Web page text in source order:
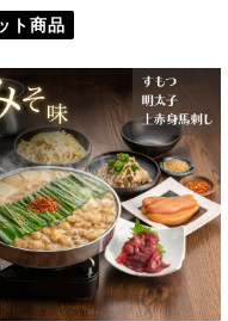
ト商品